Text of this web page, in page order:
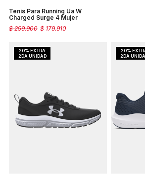
Tenis Para Running Ua W
Charged Surge 4 Mujer
$ 179.910
$ 299.900